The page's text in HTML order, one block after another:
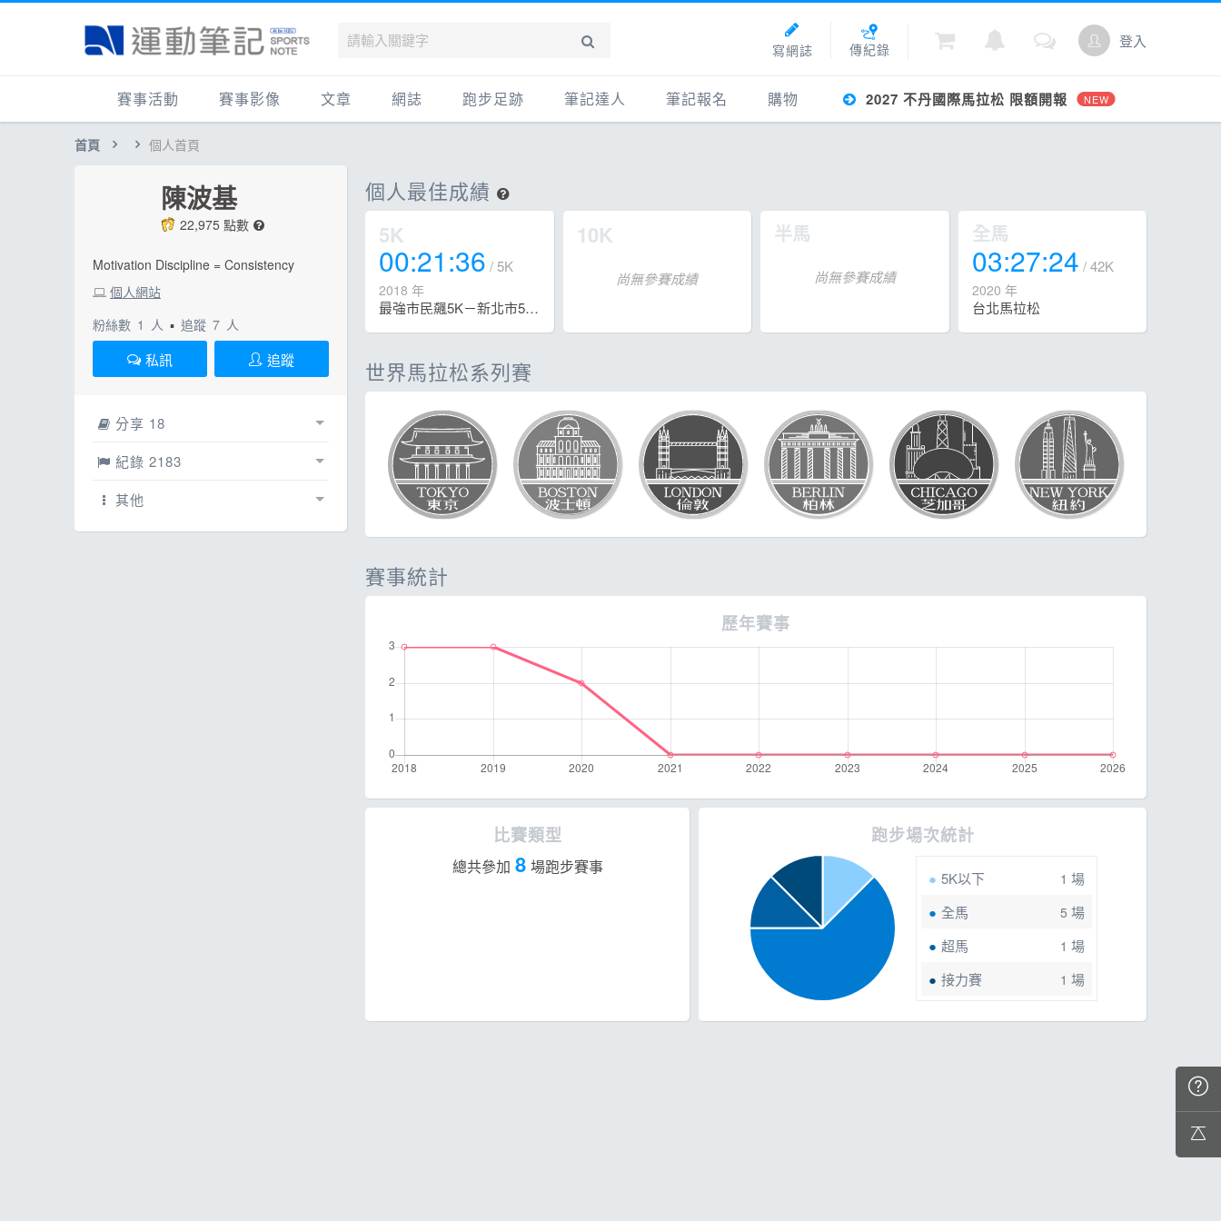
寫網誌 傳紀錄 登入
賽事活動
國內
跟著筆記跑
賽事影像
跑步好影片
文章
運動賽事
跑鞋專區
健康生活
活動旅遊
話題
網誌
品牌動態
運動賽事
跑鞋專區
運科訓練
活動旅遊
ESG
其它
跑步足跡
路線
配速工具
筆記達人 筆記報名 購物
什麼是點數
2027 不丹國際馬拉松 限額開報 NEW
首頁 個人首頁
陳波基
22,975 點數
Motivation Discipline = Consistency
個人網站
粉絲數 1 人 ▪ 追蹤 7 人
私訊 追蹤
分享 18
賽事相簿
文章
網誌
5
紀錄 2183
紀錄
賽事紀錄
8
其他
配速工具
個人最佳成績
5K
00:21:36 / 5K
2018 年
最強市民飆5K－新北市5000公尺挑戰賽
10K
尚無參賽成績
半馬
尚無參賽成績
全馬
03:27:24 / 42K
2020 年
台北馬拉松
世界馬拉松系列賽
賽事統計
歷年賽事
比賽類型
總共參加 8 場跑步賽事
跑步場次統計
5K以下 1 場
全馬
5 場
超馬
1 場
接力賽
1 場